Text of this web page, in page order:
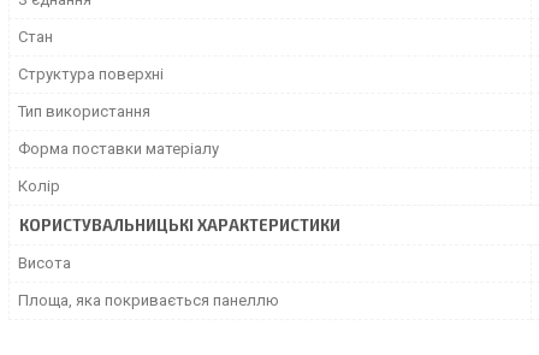
Стан
Структура поверхні
Тип використання
Форма поставки матеріалу
Колір
КОРИСТУВАЛЬНИЦЬКІ ХАРАКТЕРИСТИКИ
Висота
Площа, яка покривається панеллю